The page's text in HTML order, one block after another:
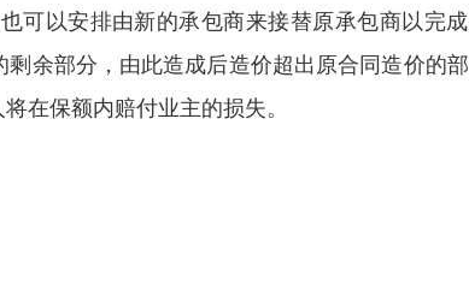
可以安排由新的承包商来接替原承包商以完
余部分，由此造成后造价超出原合同造价的
在保额内赔付业主的损失。